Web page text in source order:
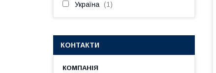
Україна 1
КОНТАКТИ